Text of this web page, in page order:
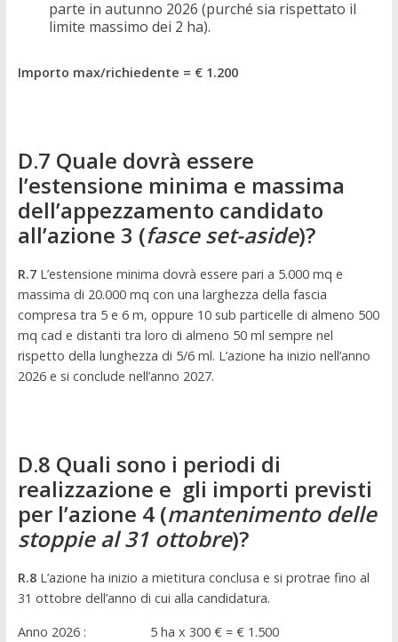
parte in autunno 2026 (purché sia rispettato il
limite massimo dei 2 ha).
Importo max/richiedente = € 1.200
D.7 Quale dovrà essere
l’estensione minima e massima
dell’appezzamento candidato
all’azione 3 (fasce set-aside)?
R.7L’estensione minima dovrà essere pari a 5.000 mq e
massima di 20.000 mq con una larghezza della fascia
compresa tra 5 e 6 m, oppure 10 sub particelle di almeno 500
mq cad e distanti tra loro di almeno 50 ml sempre nel
rispetto della lunghezza di 5/6 ml. L’azione ha inizio nell’anno
2026 e si conclude nell’anno 2027.
D.8 Quali sono i periodi di
realizzazione e gli importi previsti
per l’azione 4 (mantenimento delle
stoppie al 31 ottobre)?
R.8L’azione ha inizio a mietitura conclusa e si protrae fino al
31 ottobre dell’anno di cui alla candidatura.
Anno 2026 : 5 ha x 300 € = € 1.500